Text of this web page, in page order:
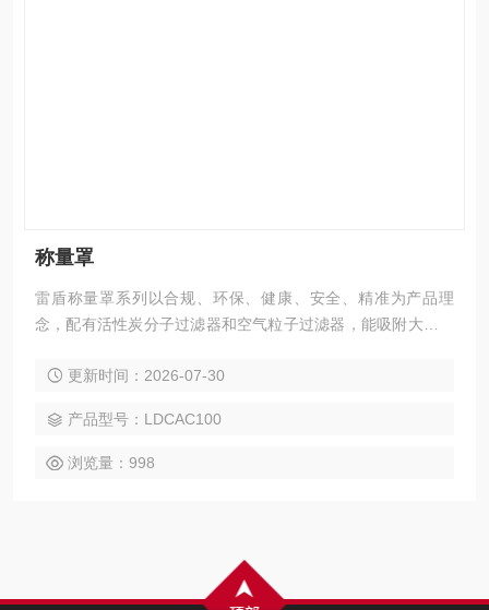
称量罩
雷盾称量罩系列以合规、环保、健康、安全、精准为产品理
念，配有活性炭分子过滤器和空气粒子过滤器，能吸附大多数
证称量实验结果的精准性。负压的气流确保了良好的控制效果
净化室内空气。
更新时间：2026-07-30
产品型号：LDCAC100
浏览量：998